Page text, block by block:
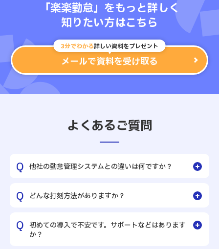
「楽楽勤怠」をもっと詳しく
知りたい方はこちら
3分でわかる詳しい資料をプレゼント
メールで資料を受け取る
よくあるご質問
他社の勤怠管理システムとの違いは何ですか？
どんな打刻方法がありますか？
初めての導入で不安です。サポートなどはあります
か？